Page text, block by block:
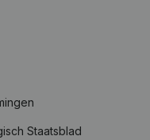
Staatsblad